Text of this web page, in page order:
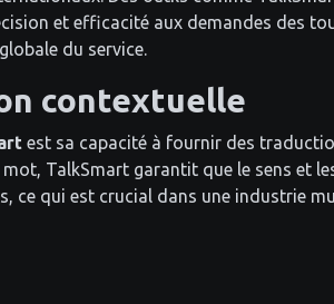
et efficacité aux demandes des
du service.
contextuelle
est sa capacité à fournir des
TalkSmart garantit que le sens et
ce qui est crucial dans une industrie